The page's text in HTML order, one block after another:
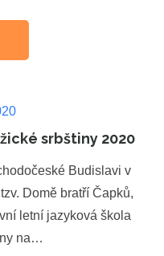
srbštiny 2020
Budislavi v
Domě bratří Čapků,
letní jazyková škola
na…